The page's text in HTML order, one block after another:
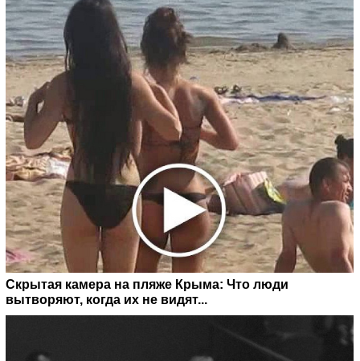
Скрытая камера на пляже Крыма: Что люди
вытворяют, когда их не видят...